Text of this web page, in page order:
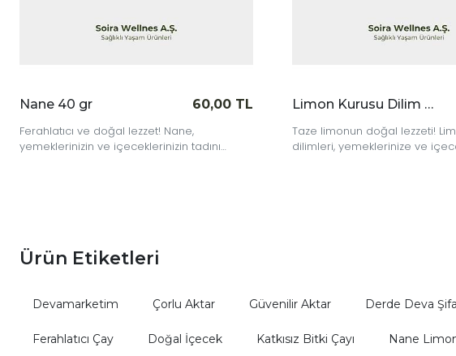
60,00 TL
lezzet! Nane,
tadını
Limon Kurusu Dilim 30 gr
200,00 TL
Taze limonun doğal lezzeti! Limon kurusu
dilimleri, yemeklerinize ve içeceklerinize
Ürün Etiketleri
Devamarketim Çorlu Aktar Güvenilir Aktar Derde Deva
Ferahlatıcı Çay Doğal İçecek Katkısız Bitki Çayı Nane